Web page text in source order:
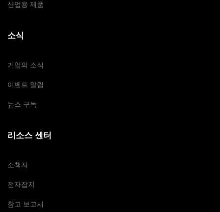
산업용 제품
소식
기업의 소식
이벤트 알림
뉴스 구독
리소스 센터
소책자
전자잡지
참고 보고서